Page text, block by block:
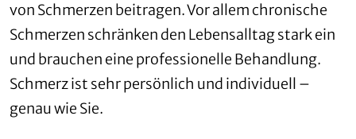
von Schmerzen beitragen. Vor allem chronische
Schmerzen schränken den Lebensalltag stark ein
und brauchen eine professionelle Behandlung.
Schmerz ist sehr persönlich und individuell –
genau wie Sie.